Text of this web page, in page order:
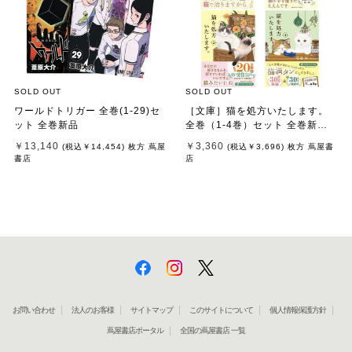
SOLD OUT
ワールドトリガー 全巻(1-29)セ
ット 全巻新品
￥13,140 (税込 ￥14,454) 枚方 蔦屋
書店
SOLD OUT
［文庫］猫を処方いたします。
全巻（1-4巻）セット 全巻新品 /
￥3,360 (税込 ￥3,696) 枚方 蔦屋書
店
お問い合わせ 法人のお客様 サイトマップ このサイトについて 個人情報保護方針
蔦屋書店ポータル 全国の蔦屋書店 一覧